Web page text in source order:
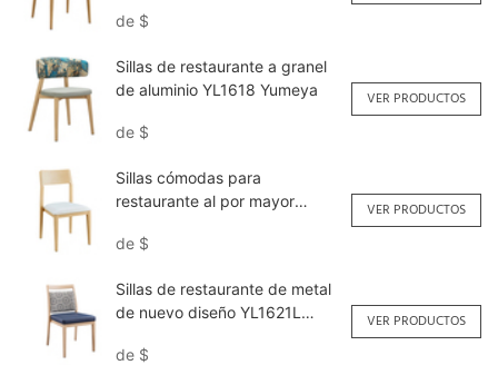
de $
Sillas de restaurante a granel
de aluminio YL1618 Yumeya
de $
VER PRODUCTOS
Sillas cómodas para
restaurante al por mayor
de $
VER PRODUCTOS
Sillas de restaurante de metal
de nuevo diseño YL1621L
de $
VER PRODUCTOS